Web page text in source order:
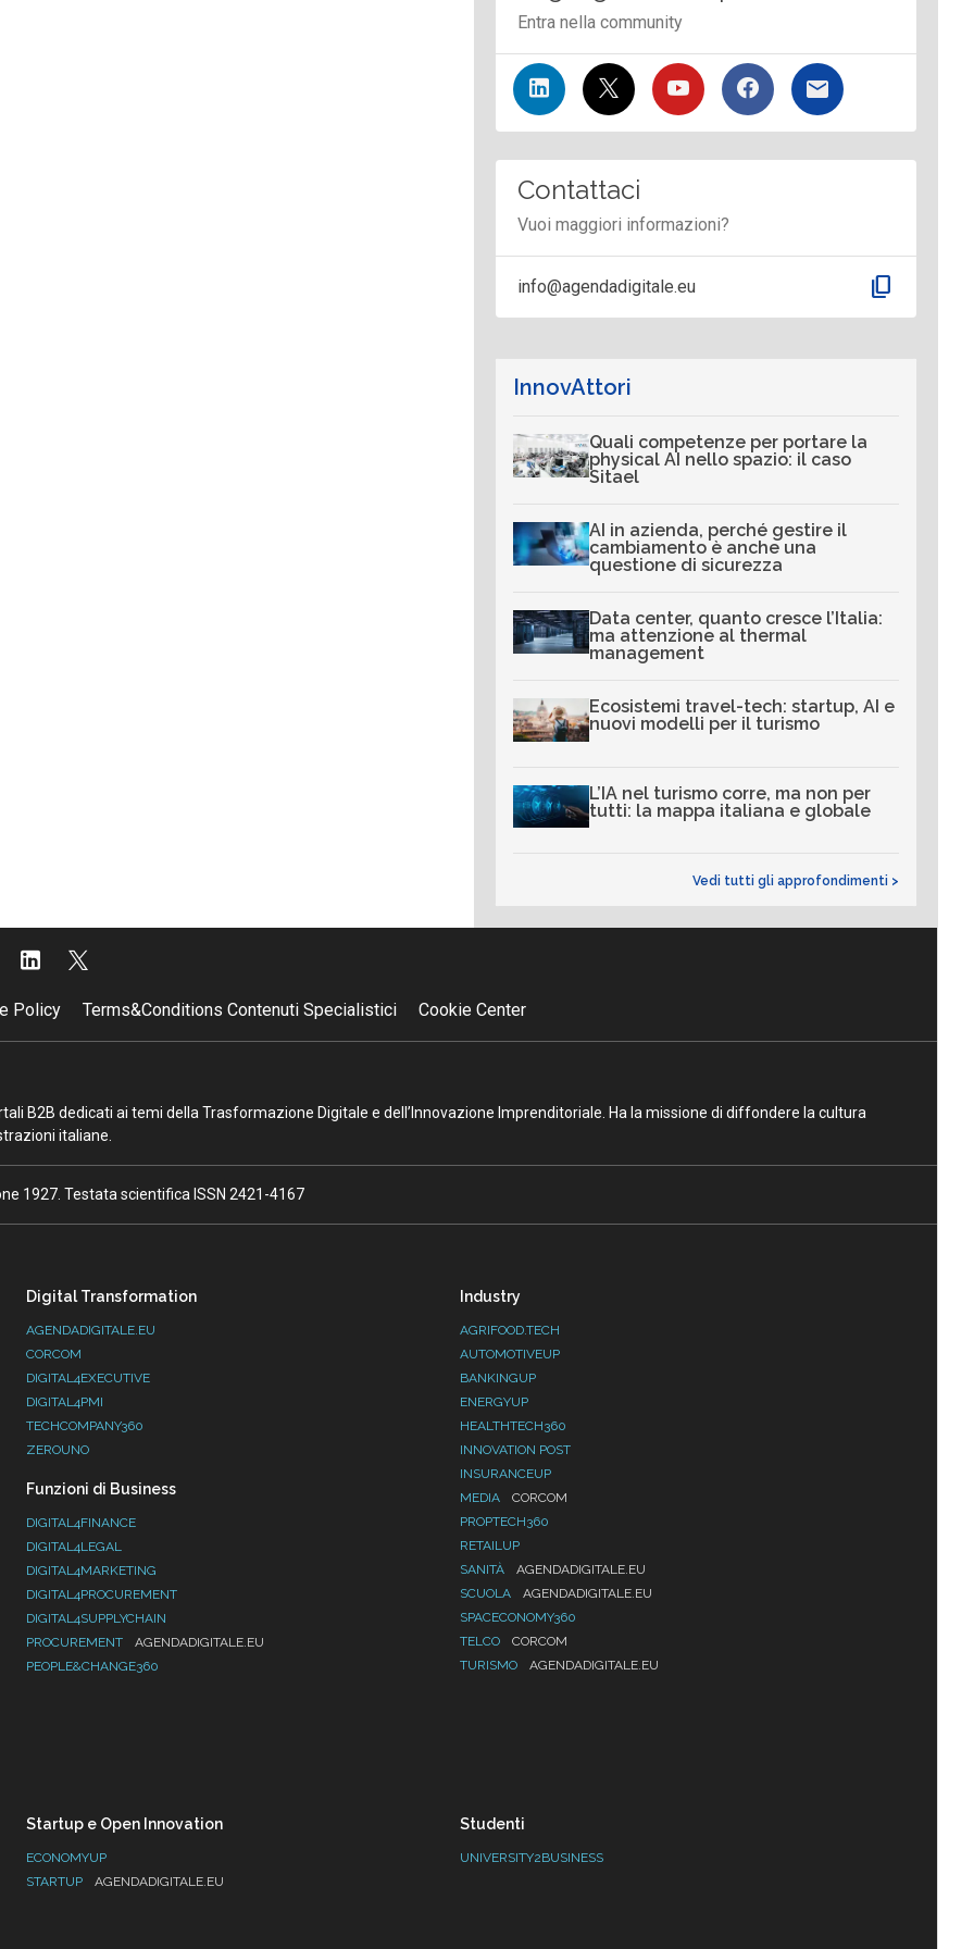
Entra nella community
Contattaci
Vuoi maggiori informazioni?
info@agendadigitale.eu content_copy
InnovAttori
Quali competenze per portare la
physical AI nello spazio: il caso
Sitael
AI in azienda, perché gestire il
cambiamento è anche una
questione di sicurezza
Data center, quanto cresce l’Italia:
ma attenzione al thermal
management
Ecosistemi travel-tech: startup, AI e
nuovi modelli per il turismo
L’IA nel turismo corre, ma non per
tutti: la mappa italiana e globale
Vedi tutti gli approfondimenti >
Policy Terms&Conditions Contenuti Specialistici Cookie Center
B2B dedicati ai temi della Trasformazione Digitale e dell’Innovazione Imprenditoriale. Ha la missione di diffondere la cultura
italiane.
1927. Testata scientifica ISSN 2421-4167
Digital Transformation
AGENDADIGITALE.EU
CORCOM
DIGITAL4EXECUTIVE
DIGITAL4PMI
TECHCOMPANY360
ZEROUNO
Funzioni di Business
DIGITAL4FINANCE
DIGITAL4LEGAL
DIGITAL4MARKETING
DIGITAL4PROCUREMENT
DIGITAL4SUPPLYCHAIN
PROCUREMENT
AGENDADIGITALE.EU
PEOPLE&CHANGE360
Industry
AGRIFOOD.TECH
AUTOMOTIVEUP
BANKINGUP
ENERGYUP
HEALTHTECH360
INNOVATION POST
INSURANCEUP
MEDIA
CORCOM
PROPTECH360
RETAILUP
SANITÀ
AGENDADIGITALE.EU
SCUOLA
AGENDADIGITALE.EU
SPACECONOMY360
TELCO
CORCOM
TURISMO
AGENDADIGITALE.EU
Startup e Open Innovation
ECONOMYUP
STARTUP
AGENDADIGITALE.EU
Studenti
UNIVERSITY2BUSINESS